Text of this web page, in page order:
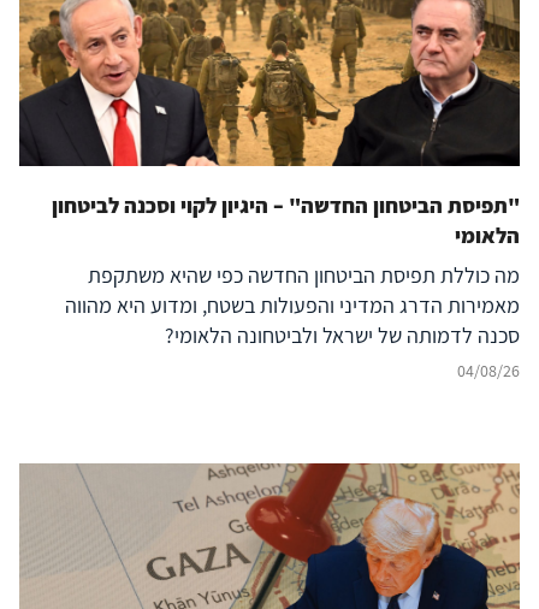
"תפיסת הביטחון החדשה" – היגיון לקוי וסכנה לביטחון
הלאומי
מה כוללת תפיסת הביטחון החדשה כפי שהיא משתקפת
מאמירות הדרג המדיני והפעולות בשטח, ומדוע היא מהווה
סכנה לדמותה של ישראל ולביטחונה הלאומי?
04/08/26